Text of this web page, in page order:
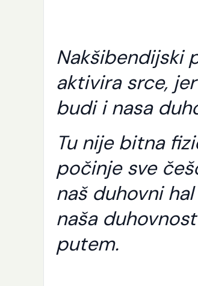
Nakšibendijski
aktivira srce,
budi i nasa
Tu nije bitna
počinje sve
naš duhovni
naša
putem.